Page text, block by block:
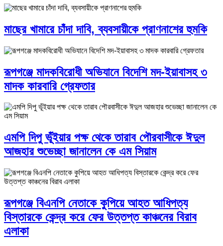
মাছের খামারে চাঁদা দাবি, ব্যবসায়ীকে প্রাণনাশের হুমকি
রূপগঞ্জে মাদকবিরোধী অভিযানে বিদেশি মদ-ইয়াবাসহ ৩
মাদক কারবারি গ্রেফতার
এমপি দিপু ভূঁইয়ার পক্ষ থেকে তারাব পৌরবাসীকে ঈদুল
আজহার শুভেচ্ছা জানালেন কে এম সিয়াম
রূপগঞ্জে বিএনপি নেতাকে কুপিয়ে আহত আধিপত্য
বিস্তারকে কেন্দ্র করে ফের উত্তপ্ত কাঞ্চনের বিরাব
এলাকা